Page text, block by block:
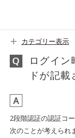
カテゴリー表示
ログイン
ドが記
2段階認証の認証コ
次のことが考えられ